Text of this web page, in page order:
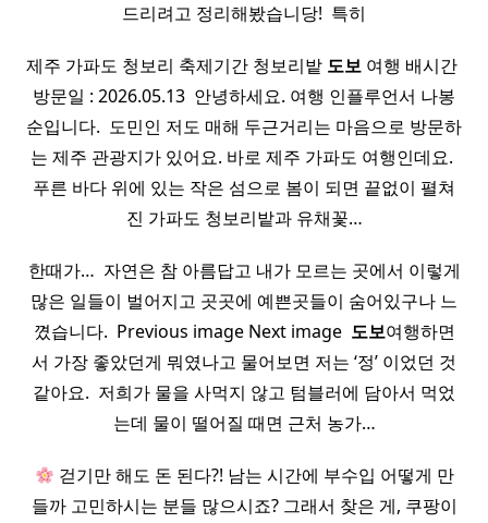
드리려고 정리해봤습니당! ​ 특히
제주 가파도 청보리 축제기간 청보리밭 도보 여행 배시간 ​
방문일 : 2026.05.13 ​ 안녕하세요. 여행 인플루언서 나봉
순입니다. ​ 도민인 저도 매해 두근거리는 마음으로 방문하
는 제주 관광지가 있어요. 바로 제주 가파도 여행인데요. ​
푸른 바다 위에 있는 작은 섬으로 봄이 되면 끝없이 펼쳐
진 가파도 청보리밭과 유채꽃…
한때가… ​ 자연은 참 아름답고 내가 모르는 곳에서 이렇게
많은 일들이 벌어지고 곳곳에 예쁜곳들이 숨어있구나 느
꼈습니다. ​ Previous image Next image ​ 도보여행하면
서 가장 좋았던게 뭐였나고 물어보면 저는 ‘정’ 이었던 것
같아요. ​ 저희가 물을 사먹지 않고 텀블러에 담아서 먹었
는데 물이 떨어질 때면 근처 농가…
걷기만 해도 돈 된다?! 남는 시간에 부수입 어떻게 만
들까 고민하시는 분들 많으시죠? 그래서 찾은 게, 쿠팡이